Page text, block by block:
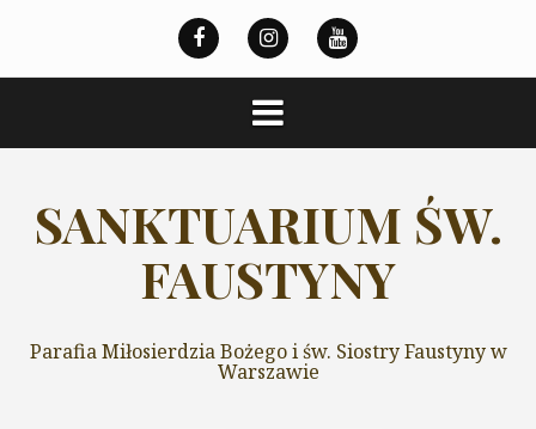
treści
SANKTUARIUM ŚW.
FAUSTYNY
Parafia Miłosierdzia Bożego i św. Siostry Faustyny w
Warszawie